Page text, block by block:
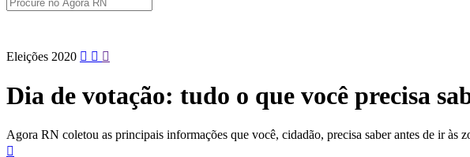
Pular
conteúdo
Eleições 2020
Dia de votação: tudo o que você precisa
Agora RN coletou as principais informações que você, cidadão, precisa saber antes de ir